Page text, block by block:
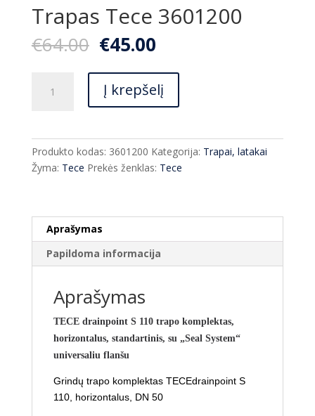
Trapas Tece 3601200
€64.00 Original
price
was:
€64.00.
€45.00Current
is:
€45.00.
kiekis:
3601200
Į krepšelį
Produkto kodas: 3601200 Kategorija: Trapai, latakai
Žyma: Tece Prekės ženklas: Tece
Aprašymas
Papildoma informacija
Aprašymas
TECE drainpoint S 110 trapo komplektas,
horizontalus, standartinis, su „Seal System“
universaliu flanšu
Grindų trapo komplektas TECEdrainpoint S
110, horizontalus, DN 50